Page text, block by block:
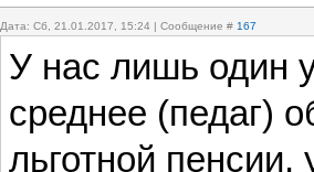
Дата: Сб, 21.01.2017, 15:24 | Сообщение # 167
У нас лишь один
среднее (педаг)
льготной